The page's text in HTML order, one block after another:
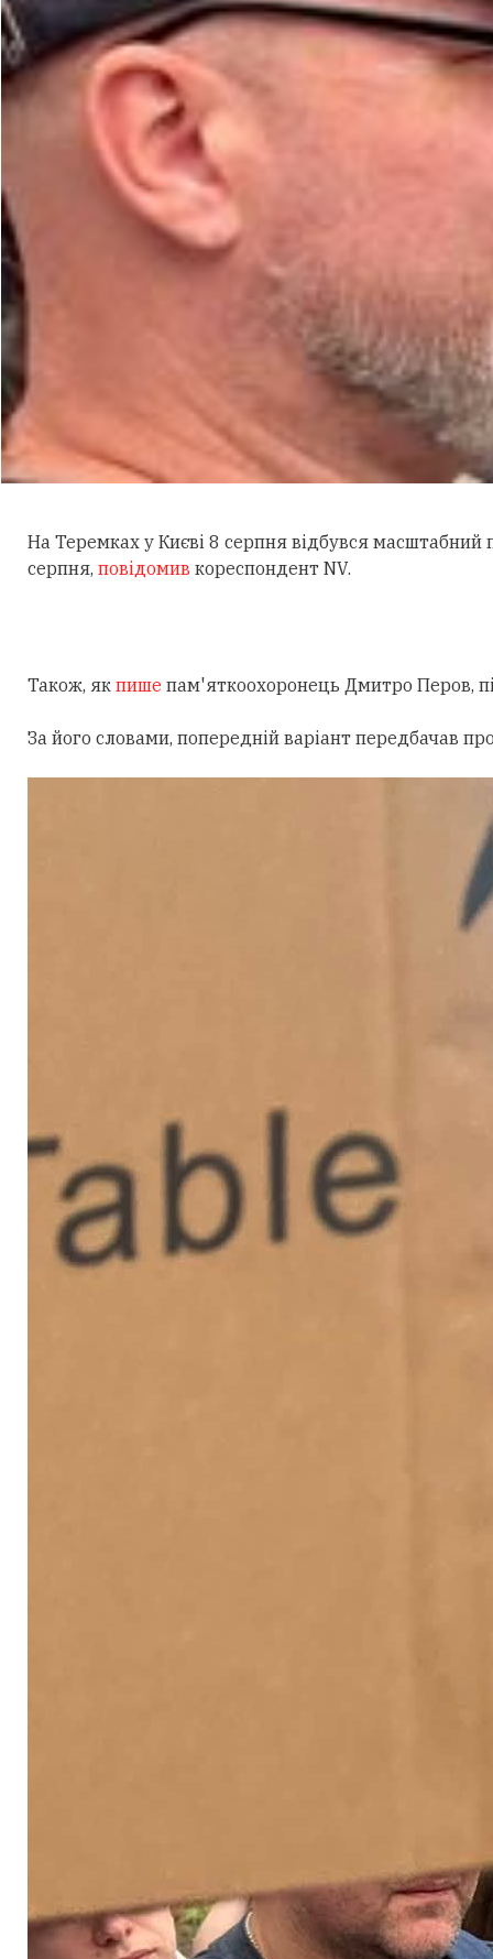
На Теремках у Києві 8 серпня відбувся масштабний
серпня, повідомив кореспондент NV.
Також, як пише пам'яткоохоронець Дмитро Перов,
За його словами, попередній варіант передбачав